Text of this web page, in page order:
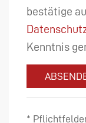
bestätige
Kenntnis
*